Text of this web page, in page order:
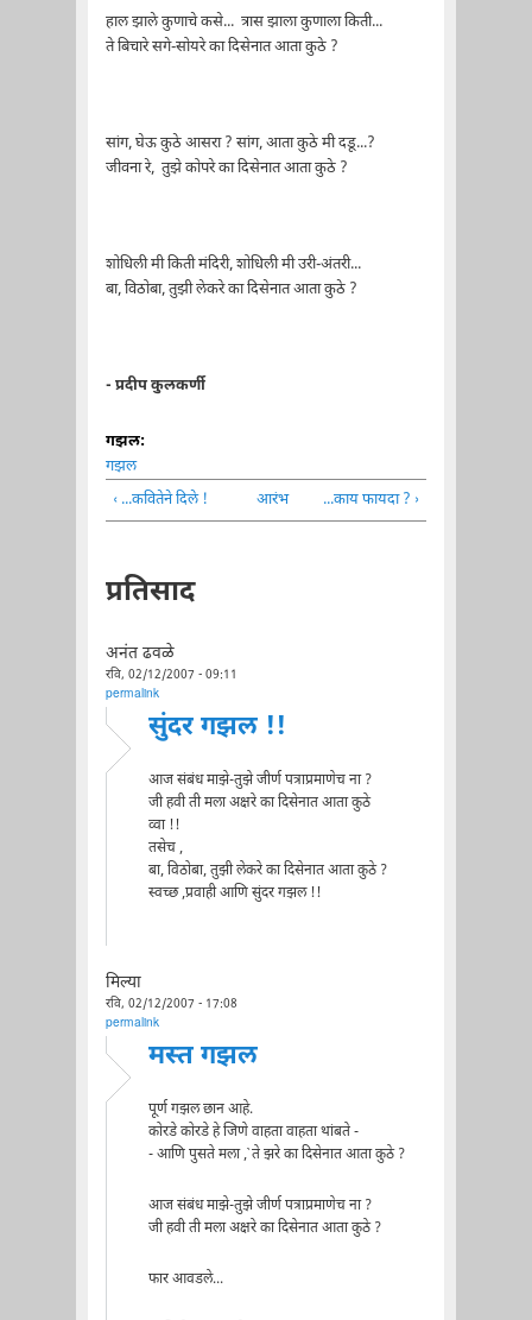
हाल झाले कुणाचे कसे... त्रास झाला कुणाला किती...
ते बिचारे सगे-सोयरे का दिसेनात आता कुठे ?
सांग, घेऊ कुठे आसरा ? सांग, आता कुठे मी दडू...?
जीवना रे, तुझे कोपरे का दिसेनात आता कुठे ?
शोधिली मी किती मंदिरी, शोधिली मी उरी-अंतरी...
बा, विठोबा, तुझी लेकरे का दिसेनात आता कुठे ?
- प्रदीप कुलकर्णी
गझल:
गझल
‹ ...कवितेने दिले !
आरंभ ...काय फायदा ? ›
प्रतिसाद
अनंत ढवळे
रवि, 02/12/2007 - 09:11
permalink
सुंदर गझल !!
आज संबंध माझे-तुझे जीर्ण पत्राप्रमाणेच ना ?
जी हवी ती मला अक्षरे का दिसेनात आता कुठे
व्वा !!
तसेच ,
बा, विठोबा, तुझी लेकरे का दिसेनात आता कुठे ?
स्वच्छ ,प्रवाही आणि सुंदर गझल !!
मिल्या
रवि, 02/12/2007 - 17:08
permalink
मस्त गझल
पूर्ण गझल छान आहे.
कोरडे कोरडे हे जिणे वाहता वाहता थांबते -
- आणि पुसते मला ,`ते झरे का दिसेनात आता कुठे ?
आज संबंध माझे-तुझे जीर्ण पत्राप्रमाणेच ना ?
जी हवी ती मला अक्षरे का दिसेनात आता कुठे ?
फार आवडले...